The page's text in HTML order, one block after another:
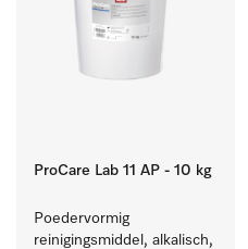
ProCare Lab 11 AP - 10 kg
Poedervormig
reinigingsmiddel, alkalisch,